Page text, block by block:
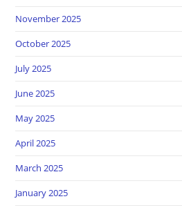
November 2025
October 2025
July 2025
June 2025
May 2025
April 2025
March 2025
January 2025